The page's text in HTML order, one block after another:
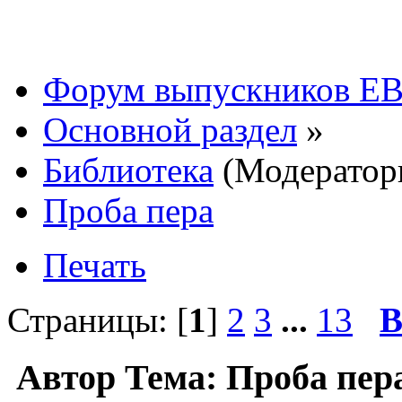
Форум выпускников
Основной раздел »
Библиотека
Проба пера
Печать
Страницы: [1] 2 3 ... 13
Автор Тема: Проба